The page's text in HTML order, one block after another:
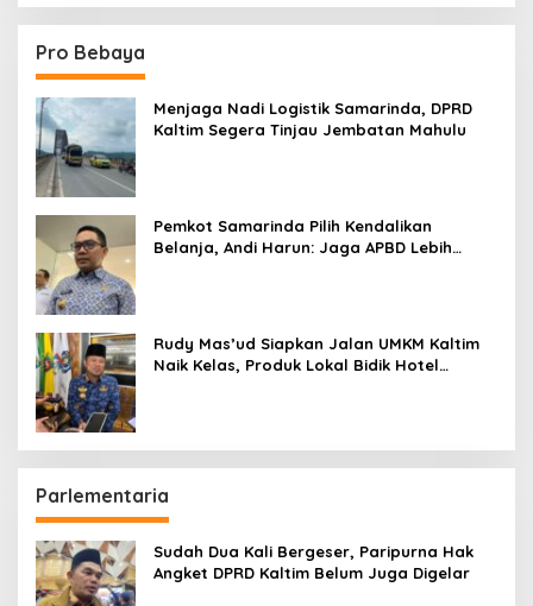
Pro Bebaya
Menjaga Nadi Logistik Samarinda, DPRD
Kaltim Segera Tinjau Jembatan Mahulu
Pemkot Samarinda Pilih Kendalikan
Belanja, Andi Harun: Jaga APBD Lebih
Rudy Mas’ud Siapkan Jalan UMKM Kaltim
Naik Kelas, Produk Lokal Bidik Hotel
Parlementaria
Sudah Dua Kali Bergeser, Paripurna Hak
Angket DPRD Kaltim Belum Juga Digelar